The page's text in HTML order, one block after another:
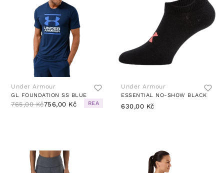
Under Armour
GL FOUNDATION SS BLUE
765,00 Kč756,00 Kč REA
Under Armour
ESSENTIAL NO-SHOW BLACK
630,00 Kč